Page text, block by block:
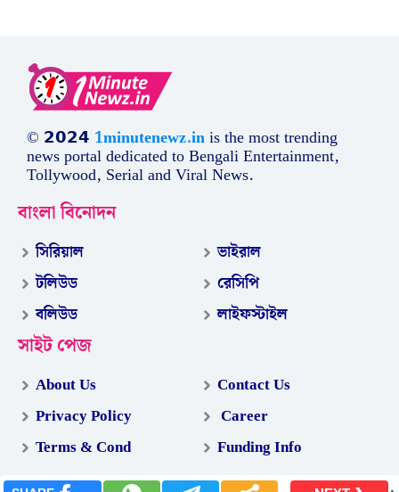
© 𝟮𝟬𝟮𝟰 1minutenewz.inis the most trending
news portal dedicated to Bengali Entertainment,
Tollywood, Serial and Viral News.
বাংলা বিনোদন
সিরিয়াল
টলিউড
বলিউড
ভাইরাল
রেসিপি
লাইফস্টাইল
সাইট পেজ
About Us
Privacy Policy
Terms & Cond
Contact Us
Career
Funding Info